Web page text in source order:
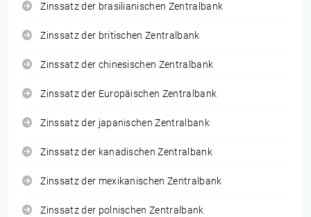
Zinssatz der brasilianischen Zentralbank
Zinssatz der britischen Zentralbank
Zinssatz der chinesischen Zentralbank
Zinssatz der Europäischen Zentralbank
Zinssatz der japanischen Zentralbank
Zinssatz der kanadischen Zentralbank
Zinssatz der mexikanischen Zentralbank
Zinssatz der polnischen Zentralbank